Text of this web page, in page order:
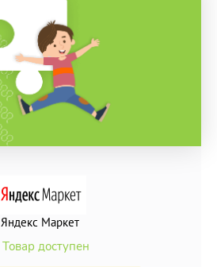
Яндекс Маркет
Товар доступен